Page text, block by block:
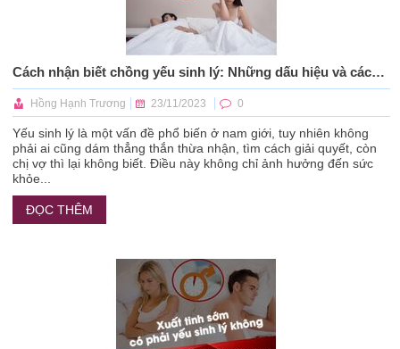
Cách nhận biết chồng yếu sinh lý: Những dấu hiệu và cách giải quyết
Hồng Hạnh Trương 23/11/2023 0
Yếu sinh lý là một vấn đề phổ biến ở nam giới, tuy nhiên không
phải ai cũng dám thẳng thắn thừa nhận, tìm cách giải quyết, còn
chị vợ thì lại không biết. Điều này không chỉ ảnh hưởng đến sức
khỏe...
ĐỌC THÊM